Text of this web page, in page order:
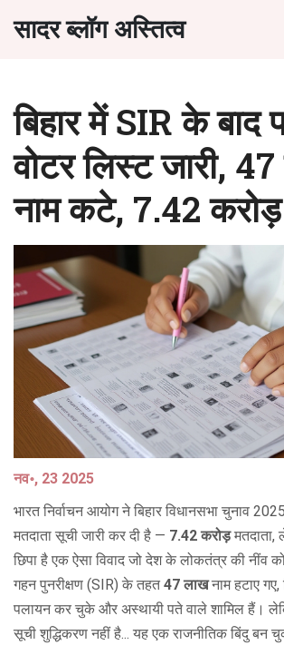
सादर ब्लॉग अस्तित्व
बिहार में SIR के बाद
वोटर लिस्ट जारी,
नाम कटे, 7.42 करोड़
नव॰, 23 2025
भारत निर्वाचन आयोग ने बिहार विधानसभा चुनाव
मतदाता सूची जारी कर दी है — 7.42 करोड़मतदाता,
छिपा है एक ऐसा विवाद जो देश के लोकतंत्र की नींव
गहन पुनरीक्षण (SIR) के तहत47 लाखनाम हटाए
पलायन कर चुके और अस्थायी पते वाले शामिल हैं।
सूची शुद्धिकरण नहीं है... यह एक राजनीतिक बिंदु बन